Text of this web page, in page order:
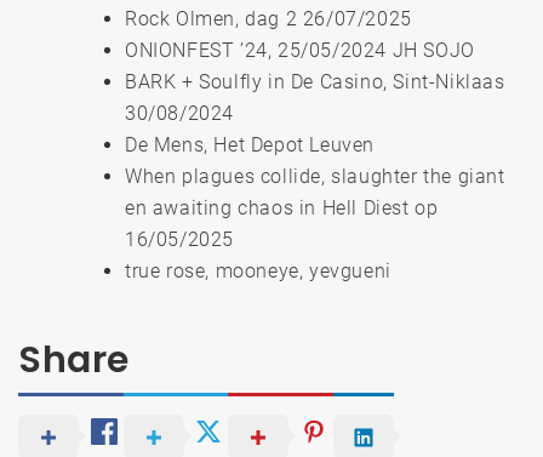
Rock Olmen, dag 2 26/07/2025
ONIONFEST ’24, 25/05/2024 JH SOJO
BARK + Soulfly in De Casino, Sint-Niklaas
30/08/2024
De Mens, Het Depot Leuven
When plagues collide, slaughter the giant
en awaiting chaos in Hell Diest op
16/05/2025
true rose, mooneye, yevgueni
Share